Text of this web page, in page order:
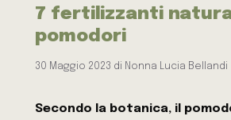
7 fertilizzanti
pomodori
30 Maggio 2023 di Nonna Lucia Bellandi
Secondo la botanica, il